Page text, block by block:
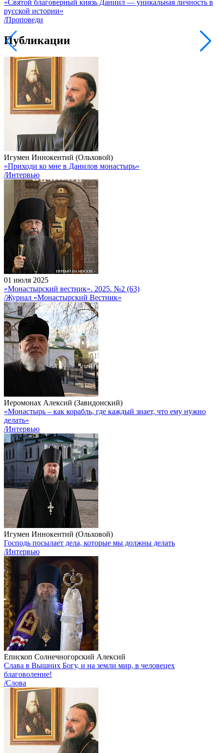
«Святой благоверный князь Даниил — уникальная личность в
русской истории»
/Проповеди
Публикации
Игумен Иннокентий (Ольховой)
«Приходи ко мне в Данилов монастырь»
/Интервью
01 июля 2025
«Монастырский вестник». 2025. №2 (63)
/Журнал «Монастырский Вестник»
Иеромонах Алексий (Завидонский)
«Монастырь – как корабль, где каждый знает, что ему нужно
делать»
/Интервью
Игумен Иннокентий (Ольховой)
Господь посылает дела, которые мы должны делать
/Интервью
Епископ Солнечногорский Алексий
Слава в Вышних Богу, и на земли мир, в человецех
благоволение!
/Слова